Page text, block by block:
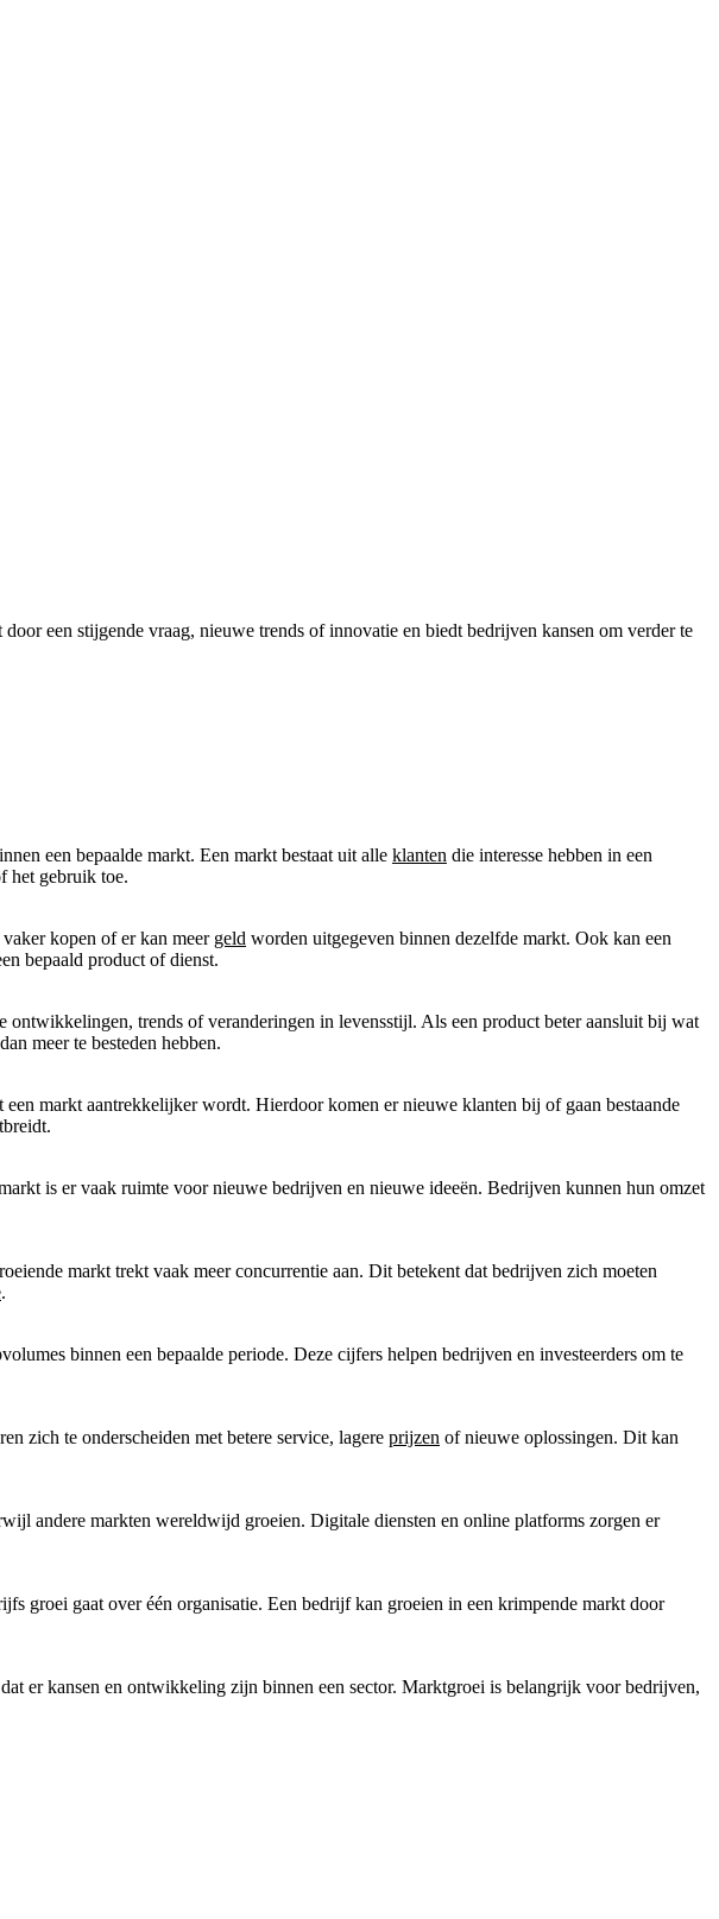
een stijgende vraag, nieuwe trends of innovatie en biedt bedrijven kansen om verder te
een bepaalde markt. Een markt bestaat uit alle klanten die interesse hebben in een
het gebruik toe.
kopen of er kan meer geld worden uitgegeven binnen dezelfde markt. Ook kan een
bepaald product of dienst.
trends of veranderingen in levensstijl. Als een product beter aansluit bij wat
meer te besteden hebben.
markt aantrekkelijker wordt. Hierdoor komen er nieuwe klanten bij of gaan bestaande
is er vaak ruimte voor nieuwe bedrijven en nieuwe ideeën. Bedrijven kunnen hun omzet
markt trekt vaak meer concurrentie aan. Dit betekent dat bedrijven zich moeten
.
binnen een bepaalde periode. Deze cijfers helpen bedrijven en investeerders om te
zich te onderscheiden met betere service, lagere prijzen of nieuwe oplossingen. Dit kan
andere markten wereldwijd groeien. Digitale diensten en online platforms zorgen er
groei gaat over één organisatie. Een bedrijf kan groeien in een krimpende markt door
er kansen en ontwikkeling zijn binnen een sector. Marktgroei is belangrijk voor bedrijven,